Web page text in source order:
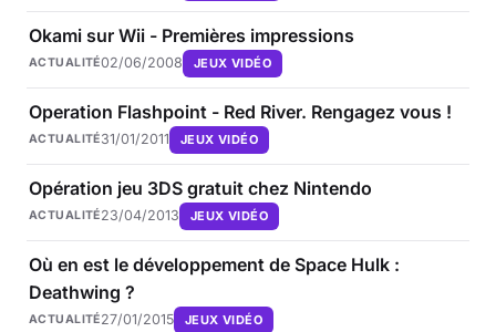
Okami sur Wii - Premières impressions
ACTUALITÉ02/06/2008 JEUX VIDÉO
Operation Flashpoint - Red River. Rengagez vous !
ACTUALITÉ31/01/2011 JEUX VIDÉO
Opération jeu 3DS gratuit chez Nintendo
ACTUALITÉ23/04/2013 JEUX VIDÉO
Où en est le développement de Space Hulk :
Deathwing ?
ACTUALITÉ27/01/2015 JEUX VIDÉO